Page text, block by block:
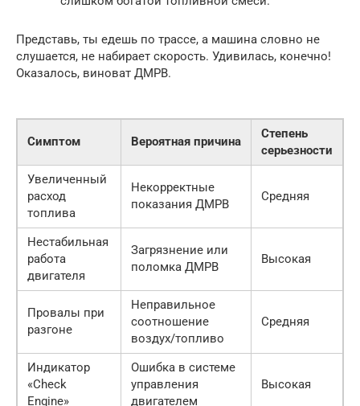
Представь, ты едешь по трассе, а машина словно не
слушается, не набирает скорость. Удивилась, конечно!
Оказалось, виноват ДМРВ.
Симптом Вероятная причина
Степень
серьезности
Увеличенный
расход
топлива
Некорректные
показания ДМРВ
Средняя
Нестабильная
работа
двигателя
Загрязнение или
поломка ДМРВ
Высокая
Провалы при
разгоне
Неправильное
соотношение
воздух/топливо
Средняя
Индикатор
«Check
Engine»
Ошибка в системе
управления
двигателем
Высокая